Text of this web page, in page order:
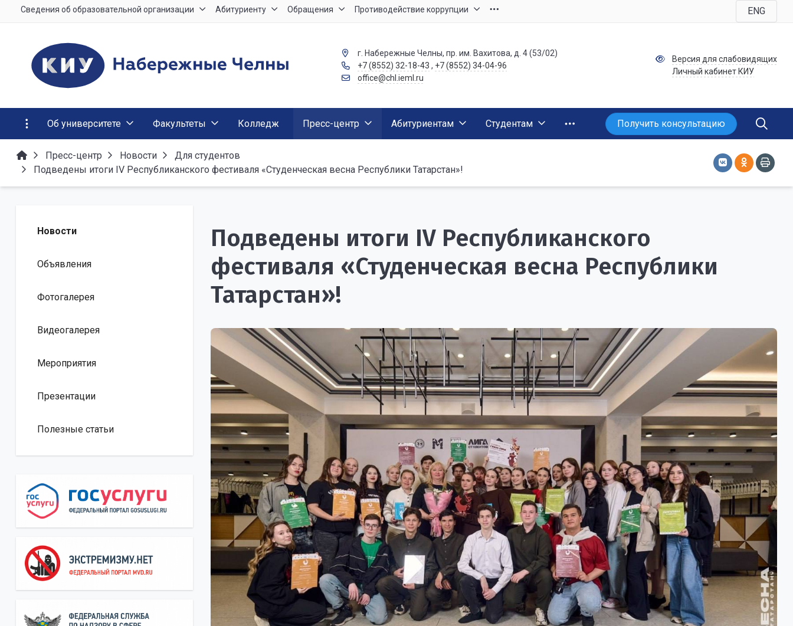
Сведения об образовательной организации Абитуриенту Обращения Противодействие коррупции ENG
г. Набережные Челны, пр. им. Вахитова, д. 4 (53/02)
+7 (8552) 32-18-43 , +7 (8552) 34-04-96
office@chl.ieml.ru
Версия для слабовидящих
Личный кабинет КИУ
Об университете Факультеты Колледж Пресс-центр Абитуриентам Студентам Получить консультацию
Пресс-центр Новости
Для студентов
Подведены итоги IV Республиканского фестиваля «Студенческая весна Республики Татарстан»!
Новости
Объявления
Фотогалерея
Видеогалерея
Мероприятия
Презентации
Полезные статьи
Подведены итоги IV Республиканского
фестиваля «Студенческая весна Республики
Татарстан»!